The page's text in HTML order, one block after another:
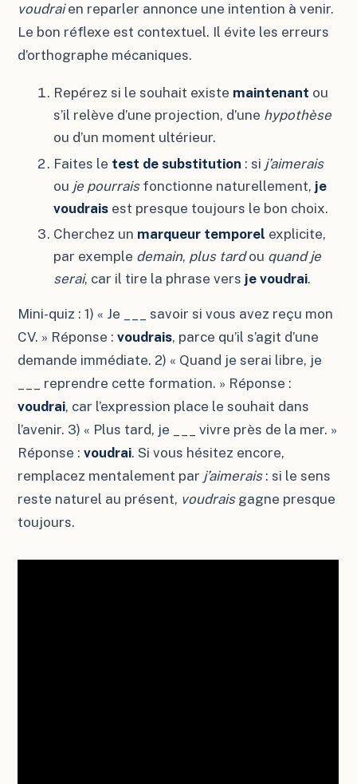
voudraien reparler annonce une intention à venir.
Le bon réflexe est contextuel. Il évite les erreurs
d’orthographe mécaniques.
Repérez si le souhait existe maintenant ou
s’il relève d’une projection, d’une hypothèse
ou d’un moment ultérieur.
Faites le test de substitution : si j’aimerais
ou je pourraisfonctionne naturellement, je
voudrais est presque toujours le bon choix.
Cherchez un marqueur temporel explicite,
par exemple demain, plus tardou quand je
serai, car il tire la phrase vers je voudrai.
Mini-quiz : 1) « Je ___ savoir si vous avez reçu mon
CV. » Réponse :voudrais, parce qu’il s’agit d’une
demande immédiate. 2) « Quand je serai libre, je
___ reprendre cette formation. » Réponse :
voudrai, car l’expression place le souhait dans
l’avenir. 3) « Plus tard, je ___ vivre près de la mer. »
Réponse :voudrai. Si vous hésitez encore,
remplacez mentalement par j’aimerais: si le sens
reste naturel au présent, voudraisgagne presque
toujours.